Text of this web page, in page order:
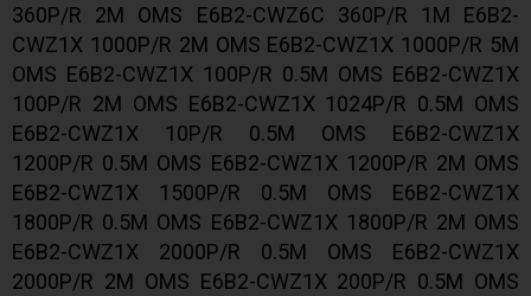
360P/R 2M OMS E6B2-CWZ6C 360P/R 1M E6B2-
CWZ1X 1000P/R 2M OMS E6B2-CWZ1X 1000P/R 5M
OMS E6B2-CWZ1X 100P/R 0.5M OMS E6B2-CWZ1X
100P/R 2M OMS E6B2-CWZ1X 1024P/R 0.5M OMS
E6B2-CWZ1X 10P/R 0.5M OMS E6B2-CWZ1X
1200P/R 0.5M OMS E6B2-CWZ1X 1200P/R 2M OMS
E6B2-CWZ1X 1500P/R 0.5M OMS E6B2-CWZ1X
1800P/R 0.5M OMS E6B2-CWZ1X 1800P/R 2M OMS
E6B2-CWZ1X 2000P/R 0.5M OMS E6B2-CWZ1X
2000P/R 2M OMS E6B2-CWZ1X 200P/R 0.5M OMS